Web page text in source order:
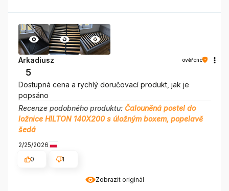
Zobrazit originál
Arkadiusz ověřené
5
Dostupná cena a rychlý doručovací produkt, jak je
popsáno
Recenze podobného produktu: Čalouněná postel do
ložnice HILTON 140X200 s úložným boxem, popelavě
šedá
2/25/2026
0
1